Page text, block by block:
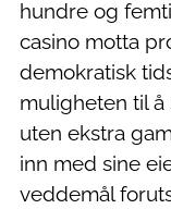
hundre og
casino motta
demokratisk
muligheten til
uten ekstra
inn med sine
veddemål